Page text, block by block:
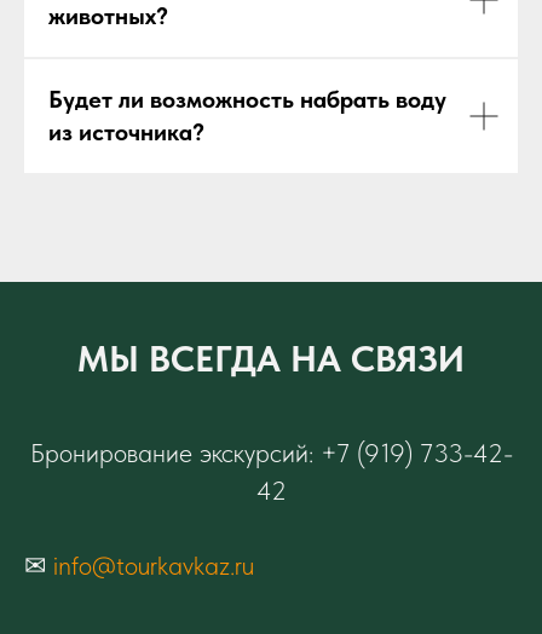
животных?
Будет ли возможность набрать воду
из источника?
МЫ ВСЕГДА НА СВЯЗИ
Бронирование экскурсий: +7 (919) 733-42-
42
✉ info@tourkavkaz.ru